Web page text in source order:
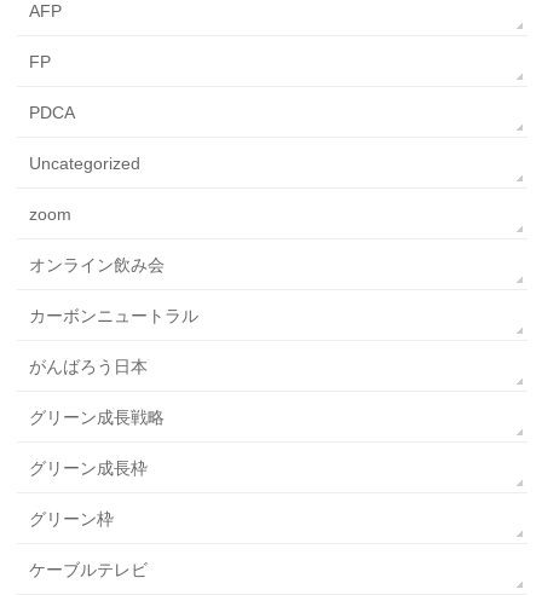
AFP
FP
PDCA
Uncategorized
zoom
オンライン飲み会
カーボンニュートラル
がんばろう日本
グリーン成長戦略
グリーン成長枠
グリーン枠
ケーブルテレビ